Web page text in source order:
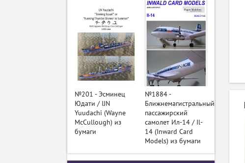
№201 - Эсминец
Юдати / IJN
Yuudachi (Wayne
McCullough) из
бумаги
№1884 -
Ближнемагистральный
пассажирский
самолет Ил-14 / Il-
14 (Inward Card
Models) из бумаги